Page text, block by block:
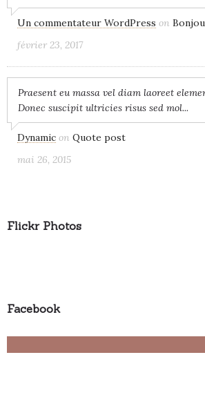
Un commentateur WordPress on
février 23, 2017
Praesent eu massa vel diam laoreet
Donec suscipit ultricies risus sed mol...
Dynamic on Quote post
mai 26, 2015
Flickr Photos
Facebook